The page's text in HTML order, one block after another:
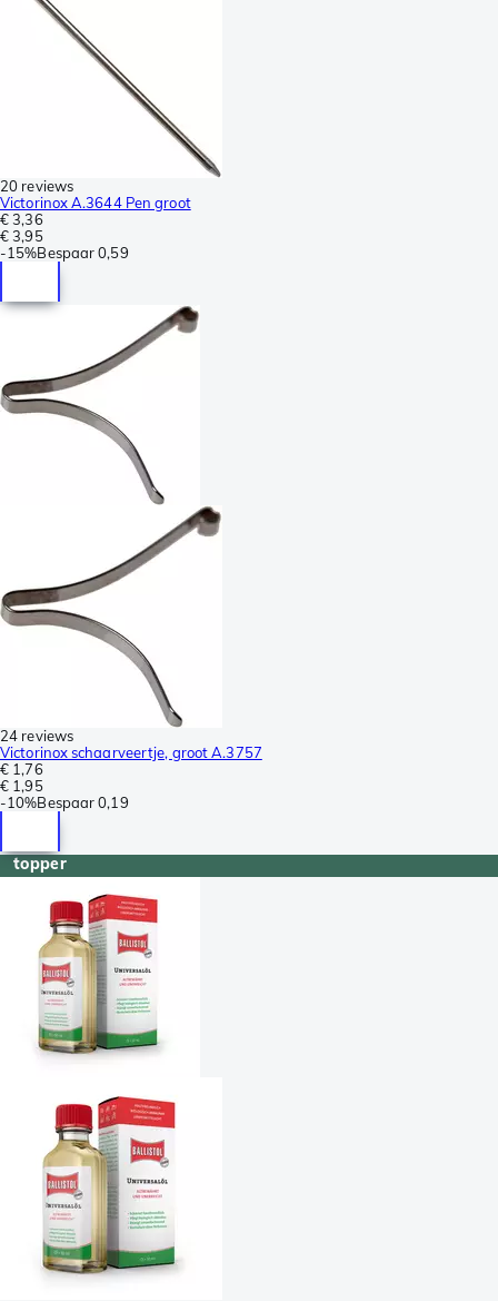
20 reviews
Victorinox A.3644 Pen groot
€ 3,36
€ 3,95
-15%Bespaar 0,59
24 reviews
Victorinox schaarveertje, groot A.3757
€ 1,76
€ 1,95
-10%Bespaar 0,19
topper